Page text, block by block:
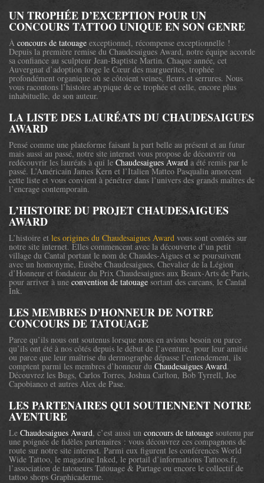
UN TROPHÉE D’EXCEPTION POUR UN
CONCOURS TATTOO UNIQUE EN SON GENRE
À concours de tatouage exceptionnel, récompense exceptionnelle !
Depuis la première remise du Chaudesaigues Award, notre équipe accorde
sa confiance au sculpteur Jean-Baptiste Martin. Chaque année, cet
Auvergnat d’adoption forge le Cœur des marguerites, trophée
profondément organique où se côtoient veines, fleurs et serrures. Nous
vous racontons l’histoire atypique de ce trophée et celle, encore plus
inhabituelle, de son auteur.
LA LISTE DES LAURÉATS DU CHAUDESAIGUES
AWARD
Pensé comme une plateforme faisant la part belle au présent et au futur
mais aussi au passé, notre site internet vous propose de découvrir ou
redécouvrir les lauréats à qui le Chaudesaigues Award a été remis par le
passé. L’Américain James Kern et l’Italien Matteo Pasqualin amorcent
cette liste et vous convient à pénétrer dans l’univers des grands maîtres de
l’encrage contemporain.
L’HISTOIRE DU PROJET CHAUDESAIGUES
AWARD
L’histoire et les origines du Chaudesaigues Award vous sont contées sur
notre site internet. Elles commencent avec la découverte d’un petit
village du Cantal portant le nom de Chaudes-Aigues et se poursuivent
avec un homonyme, Eusèbe Chaudesaigues, Chevalier de la Légion
d’Honneur et fondateur du Prix Chaudesaigues aux Beaux-Arts de Paris,
pour arriver à une convention de tatouage sortant des carcans, le Cantal
Ink.
LES MEMBRES D’HONNEUR DE NOTRE
CONCOURS DE TATOUAGE
Parce qu’ils nous ont soutenus lorsque nous en avions besoin ou parce
qu’ils ont été à nos côtés depuis le début de l’aventure, pour leur amitié
ou parce que leur maîtrise du dermographe dépasse l’entendement, ils
comptent parmi les membres d’honneur du Chaudesaigues Award.
Découvrez les Bugs, Carlos Torres, Joshua Carlton, Bob Tyrrell, Joe
Capobianco et autres Alex de Pase.
LES PARTENAIRES QUI SOUTIENNENT NOTRE
AVENTURE
Le Chaudesaigues Award, c’est aussi un concours de tatouage soutenu par
une poignée de fidèles partenaires : vous découvrez ces compagnons de
route sur notre site internet. Parmi eux figurent les conférences World
Wide Tattoo, le magazine Inked, le portail d’informations Tattoos.fr,
l’association de tatoueurs Tatouage & Partage ou encore le collectif de
tattoo shops Graphicaderme.